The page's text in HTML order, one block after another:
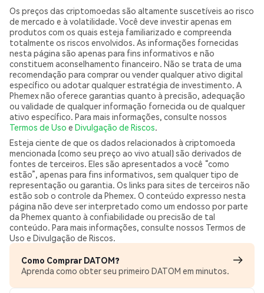
Os preços das criptomoedas são altamente suscetíveis ao risco
de mercado e à volatilidade. Você deve investir apenas em
produtos com os quais esteja familiarizado e compreenda
totalmente os riscos envolvidos. As informações fornecidas
nesta página são apenas para fins informativos e não
constituem aconselhamento financeiro. Não se trata de uma
recomendação para comprar ou vender qualquer ativo digital
específico ou adotar qualquer estratégia de investimento. A
Phemex não oferece garantias quanto à precisão, adequação
ou validade de qualquer informação fornecida ou de qualquer
ativo específico. Para mais informações, consulte nossos
Termos de Uso e Divulgação de Riscos.
Esteja ciente de que os dados relacionados à criptomoeda
mencionada (como seu preço ao vivo atual) são derivados de
fontes de terceiros. Eles são apresentados a você “como
estão”, apenas para fins informativos, sem qualquer tipo de
representação ou garantia. Os links para sites de terceiros não
estão sob o controle da Phemex. O conteúdo expresso nesta
página não deve ser interpretado como um endosso por parte
da Phemex quanto à confiabilidade ou precisão de tal
conteúdo. Para mais informações, consulte nossos Termos de
Uso e Divulgação de Riscos.
Como Comprar DATOM?
Aprenda como obter seu primeiro DATOM em minutos.